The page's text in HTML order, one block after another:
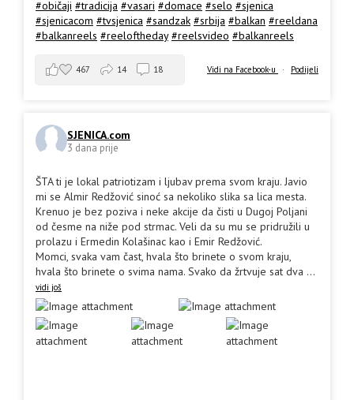
#običaji #tradicija #vasari #domace #selo #sjenica
#sjenicacom #tvsjenica #sandzak #srbija #balkan #reeldana
#balkanreels #reeloftheday #reelsvideo #balkanreels
Vidi na Facebook-u · Podijeli
467 14 18
SJENICA.com
3 dana prije
ŠTA ti je lokal patriotizam i ljubav prema svom kraju. Javio
mi se Almir Redžović sinoć sa nekoliko slika sa lica mesta.
Krenuo je bez poziva i neke akcije da čisti u Dugoj Poljani
od česme na niže pod strmac. Veli da su mu se pridružili u
prolazu i Ermedin Kolašinac kao i Emir Redžović.
Momci, svaka vam čast, hvala što brinete o svom kraju,
hvala što brinete o svima nama. Svako da žrtvuje sat dva ...
vidi još